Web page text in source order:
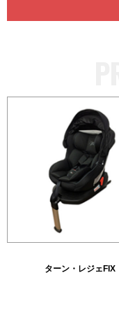
ターン・レジェFIX